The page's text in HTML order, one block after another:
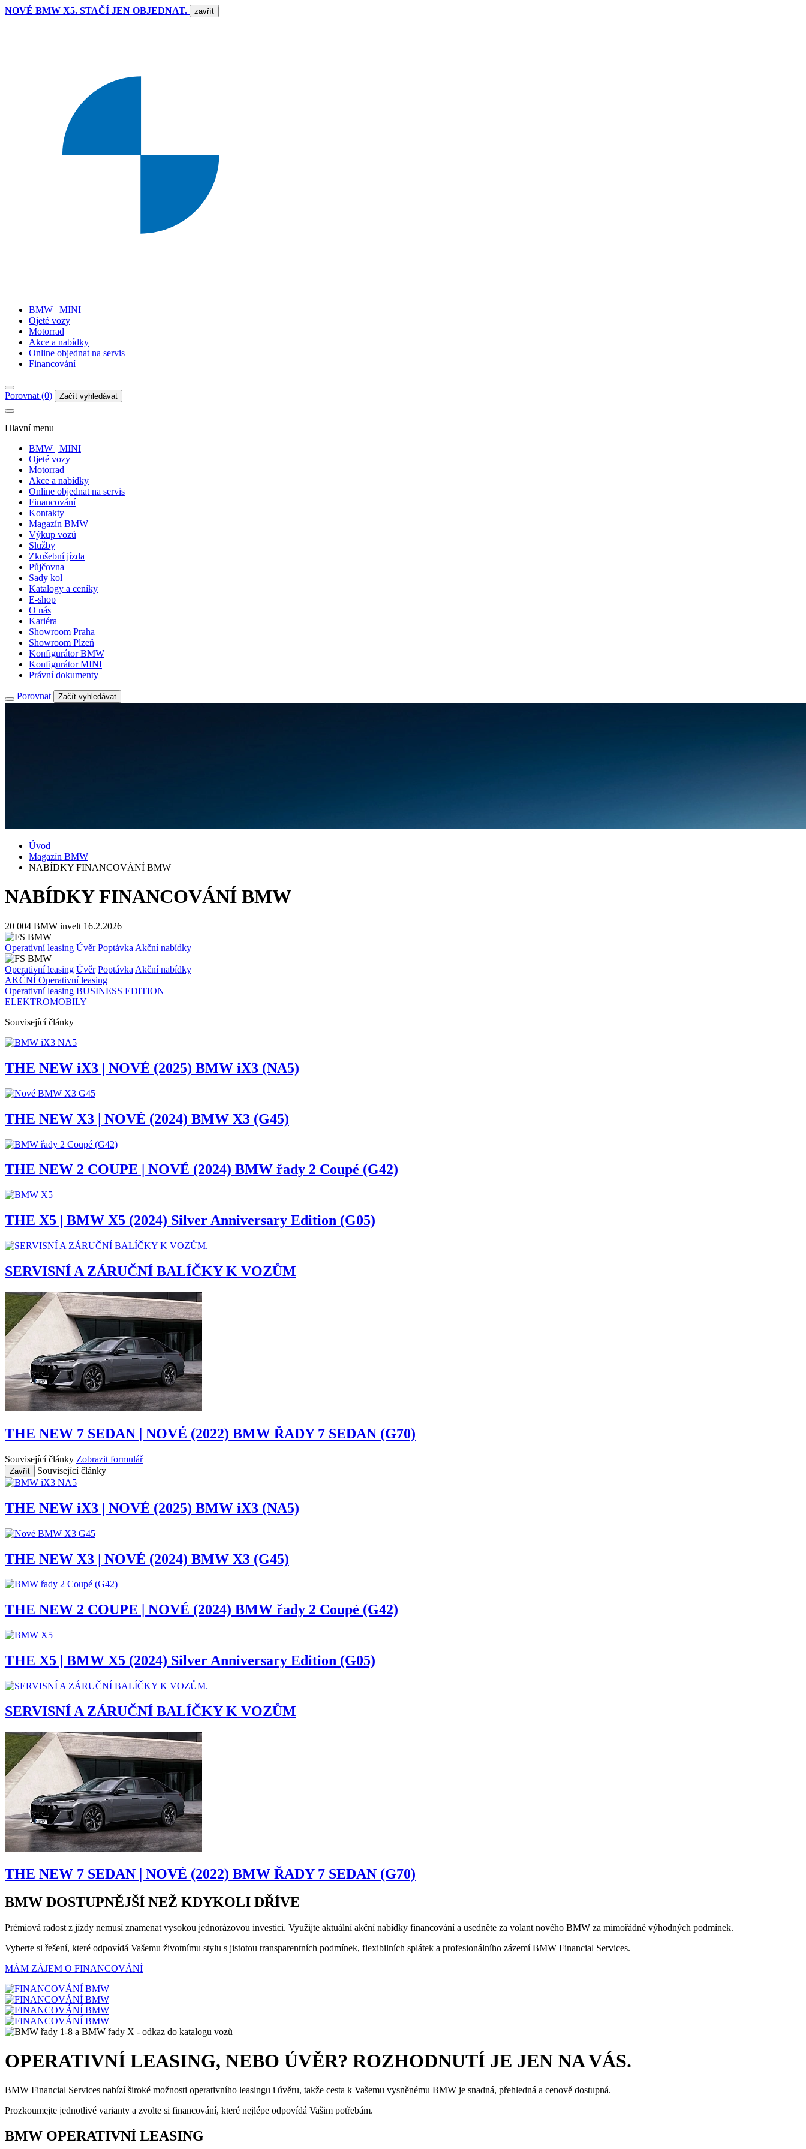
NOVÉ BMW X5. STAČÍ JEN OBJEDNAT. zavřít
BMW | MINI
Ojeté vozy
Motorrad
Akce a nabídky
Online objednat na servis
Financování
Porovnat (0) Začít vyhledávat
Hlavní menu
BMW | MINI
Ojeté vozy
Motorrad
Akce a nabídky
Online objednat na servis
Financování
Kontakty
Magazín BMW
Výkup vozů
Služby
Zkušební jízda
Půjčovna
Sady kol
Katalogy a ceníky
E-shop
O nás
Kariéra
Showroom Praha
Showroom Plzeň
Konfigurátor BMW
Konfigurátor MINI
Právní dokumenty
Porovnat Začít vyhledávat
Úvod
Magazín BMW
NABÍDKY FINANCOVÁNÍ BMW
NABÍDKY FINANCOVÁNÍ BMW
20 004 BMW invelt 16.2.2026
Operativní leasing Úvěr Poptávka Akční nabídky
Operativní leasing Úvěr Poptávka Akční nabídky
AKČNÍ Operativní leasing
Operativní leasing BUSINESS EDITION
ELEKTROMOBILY
Související články
THE NEW iX3 | NOVÉ (2025) BMW iX3 (NA5)
THE NEW X3 | NOVÉ (2024) BMW X3 (G45)
THE NEW 2 COUPE | NOVÉ (2024) BMW řady 2 Coupé (G42)
THE X5 | BMW X5 (2024) Silver Anniversary Edition (G05)
SERVISNÍ A ZÁRUČNÍ BALÍČKY K VOZŮM
THE NEW 7 SEDAN | NOVÉ (2022) BMW ŘADY 7 SEDAN (G70)
Související články Zobrazit formulář
Zavřít Související články
THE NEW iX3 | NOVÉ (2025) BMW iX3 (NA5)
THE NEW X3 | NOVÉ (2024) BMW X3 (G45)
THE NEW 2 COUPE | NOVÉ (2024) BMW řady 2 Coupé (G42)
THE X5 | BMW X5 (2024) Silver Anniversary Edition (G05)
SERVISNÍ A ZÁRUČNÍ BALÍČKY K VOZŮM
THE NEW 7 SEDAN | NOVÉ (2022) BMW ŘADY 7 SEDAN (G70)
BMW DOSTUPNĚJŠÍ NEŽ KDYKOLI DŘÍVE
Prémiová radost z jízdy nemusí znamenat vysokou jednorázovou investici. Využijte aktuální akční nabídky financování a usedněte za volant nového BMW za mimořádně výhodných podmínek.
Vyberte si řešení, které odpovídá Vašemu životnímu stylu s jistotou transparentních podmínek, flexibilních splátek a profesionálního zázemí BMW Financial Services.
MÁM ZÁJEM O FINANCOVÁNÍ
OPERATIVNÍ LEASING, NEBO ÚVĚR? ROZHODNUTÍ JE JEN NA VÁS.
BMW Financial Services nabízí široké možnosti operativního leasingu i úvěru, takže cesta k Vašemu vysněnému BMW je snadná, přehledná a cenově dostupná.
Prozkoumejte jednotlivé varianty a zvolte si financování, které nejlépe odpovídá Vašim potřebám.
BMW OPERATIVNÍ LEASING